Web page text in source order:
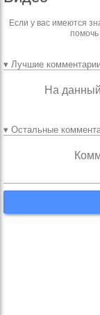
Если у вас имеются
помочь
▾ Лучшие
На
▾ Остальные